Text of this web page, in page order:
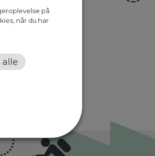
Kontakt
på
når du har
alle